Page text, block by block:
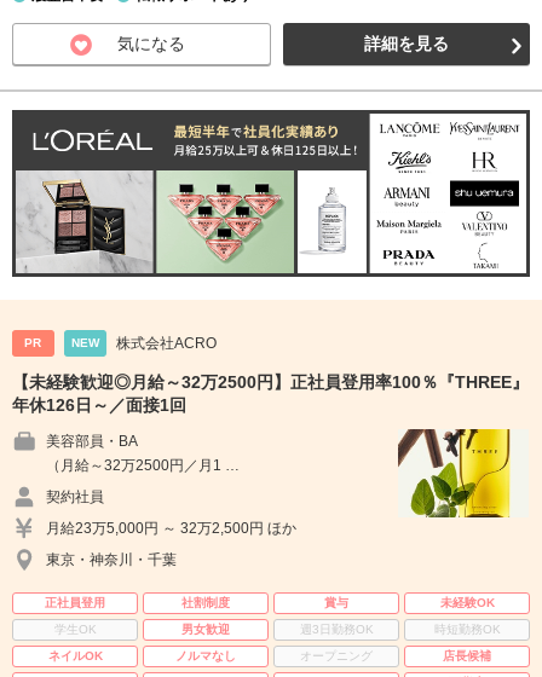
気になる 詳細を見る
PR NEW 株式会社ACRO
【未経験歓迎◎月給～32万2500円】正社員登用率100％『THREE』
年休126日～／面接1回
美容部員・BA
（月給～32万2500円／月1 …
契約社員
月給23万5,000円 ～ 32万2,500円 ほか
東京・神奈川・千葉
正社員登用 社割制度 賞与
未経験OK
学生OK
男女歓迎 週3日勤務OK
時短勤務OK
ネイルOK
ノルマなし オープニング
店長候補